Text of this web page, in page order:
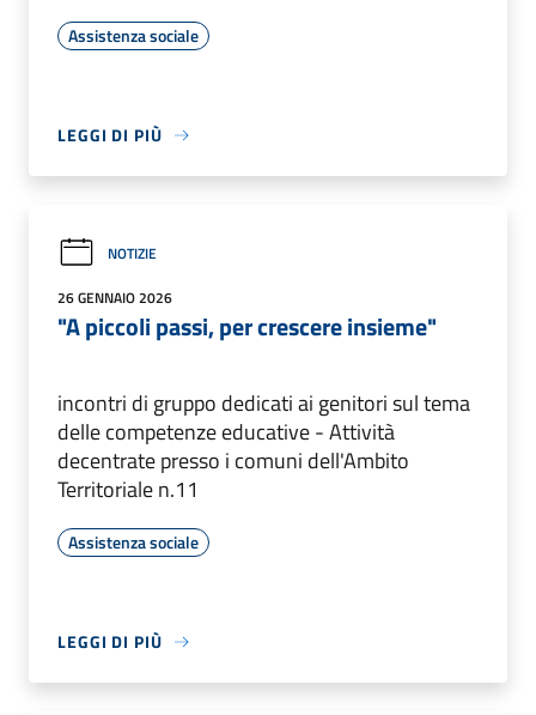
Assistenza sociale
LEGGI DI PIÙ
NOTIZIE
26 GENNAIO 2026
"A piccoli passi, per crescere insieme"
incontri di gruppo dedicati ai genitori sul tema
delle competenze educative - Attività
decentrate presso i comuni dell'Ambito
Territoriale n.11
Assistenza sociale
LEGGI DI PIÙ